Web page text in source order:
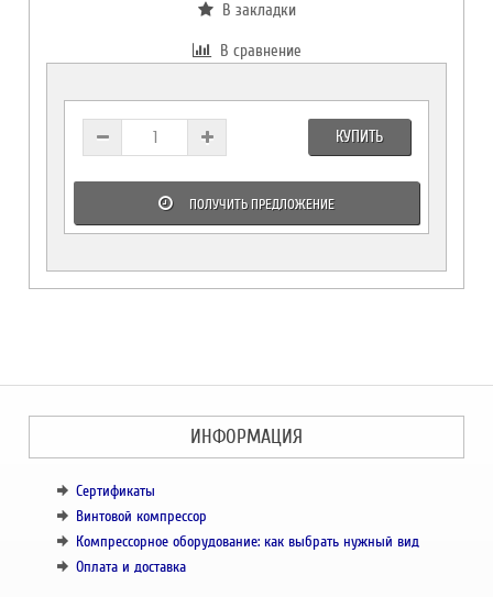
В закладки
В сравнение
КУПИТЬ
ПОЛУЧИТЬ ПРЕДЛОЖЕНИЕ
ИНФОРМАЦИЯ
Сертификаты
Винтовой компрессор
Компрессорное оборудование: как выбрать нужный вид
Оплата и доставка